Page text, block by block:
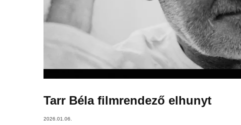
Tarr Béla filmrendező elhunyt
2026.01.06.